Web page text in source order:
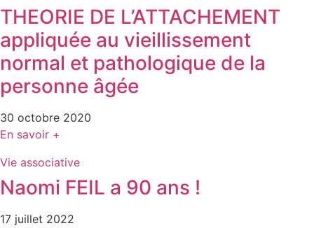
THEORIE DE L’ATTACHEMENT
appliquée au vieillissement
normal et pathologique de la
personne âgée
30 octobre 2020
En savoir +
Vie associative
Naomi FEIL a 90 ans !
17 juillet 2022